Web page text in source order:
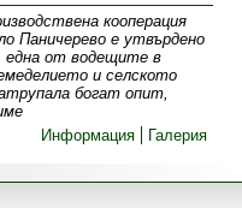
кооперация
Паничерево e утвърдено
една от водещите в
и селското
богат опит,
Информация
Галерия